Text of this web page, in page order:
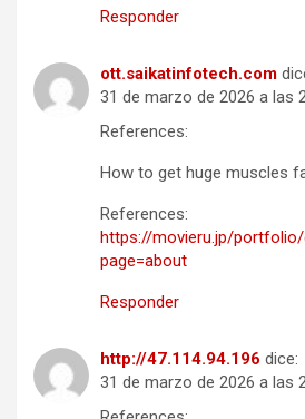
Responder
ott.saikatinfotech.com
31 de marzo de 2026 a las
References:
How to get huge muscles
References:
https://movieru.jp/portfolio/
page=about
Responder
http://47.114.94.196 dice:
31 de marzo de 2026 a las